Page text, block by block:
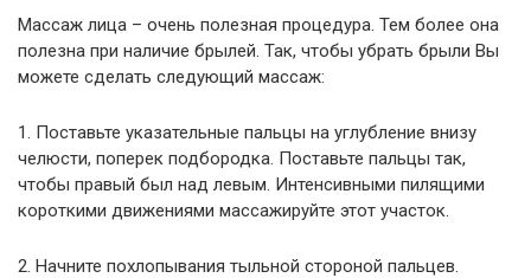
Массаж лица – очень полезная процедура. Тем более она
полезна при наличие брылей. Так, чтобы убрать брыли Вы
можете сделать следующий массаж:
1. Поставьте указательные пальцы на углубление внизу
челюсти, поперек подбородка. Поставьте пальцы так,
чтобы правый был над левым. Интенсивными пилящими
короткими движениями массажируйте этот участок.
2. Начните похлопывания тыльной стороной пальцев.